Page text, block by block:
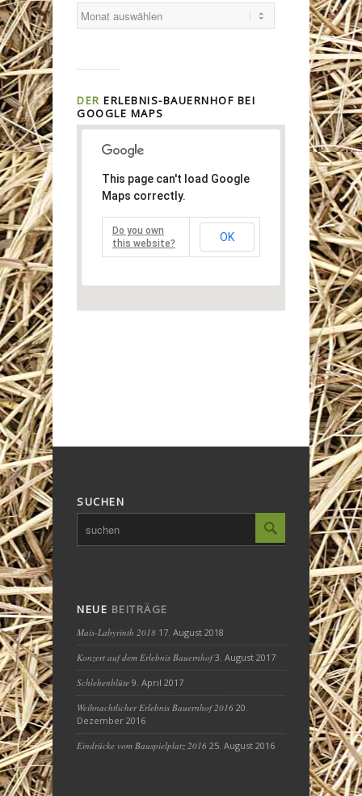
Archiv
DER ERLEBNIS-BAUERNHOF BEI
GOOGLE MAPS
This page can't load Google
Maps correctly.
Do you own
this website?
OK
SUCHEN
NEUE BEITRÄGE
Mais-Labyrinth 2018 17. August 2018
Konzert auf dem Erlebnis Bauernhof 3. August 2017
Schlehenblüte 9. April 2017
Weihnachtlicher Erlebnis Bauernhof 2016 20.
Dezember 2016
Eindrücke vom Bauspielplatz 2016 25. August 2016